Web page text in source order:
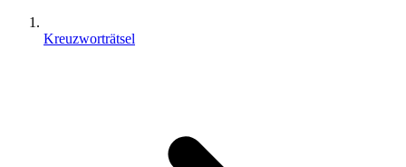
Kreuzworträtsel